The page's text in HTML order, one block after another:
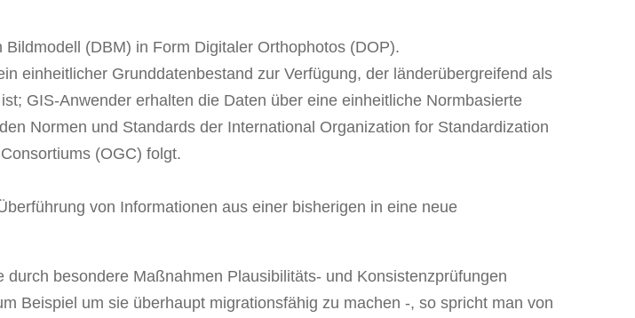
(DBM) in Form Digitaler Orthophotos (DOP).
einheitlicher Grunddatenbestand zur Verfügung, der länderübergreifend als
GIS-Anwender erhalten die Daten über eine einheitliche Normbasierte
Normen und Standards der International Organization for Standardization
(OGC) folgt.
von Informationen aus einer bisherigen in eine neue
durch besondere Maßnahmen Plausibilitäts- und Konsistenzprüfungen
Beispiel um sie überhaupt migrationsfähig zu machen -, so spricht man von